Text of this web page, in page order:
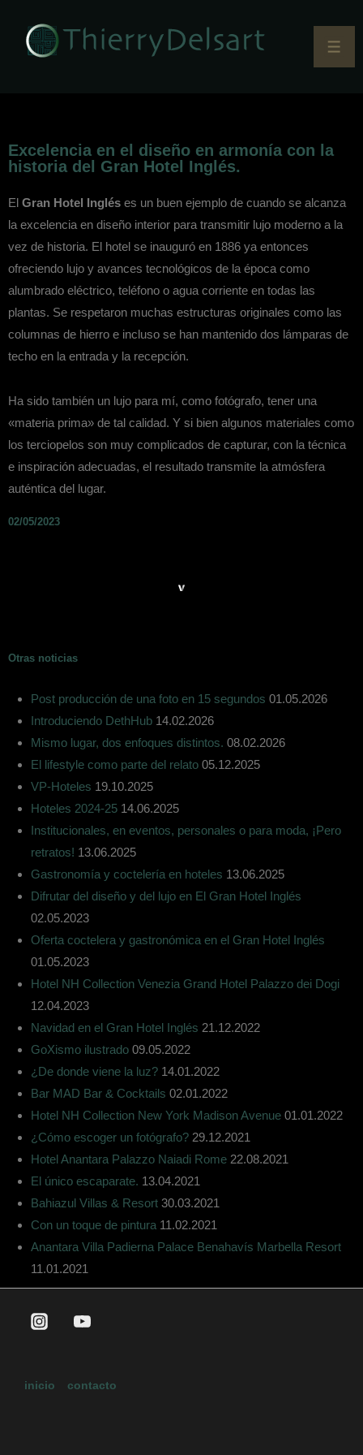
Excelencia en el diseño en armonía con la
historia del Gran Hotel Inglés.
El Gran Hotel Inglés es un buen ejemplo de cuando se alcanza
la excelencia en diseño interior para transmitir lujo moderno a la
vez de historia. El hotel se inauguró en 1886 ya entonces
ofreciendo lujo y avances tecnológicos de la época como
alumbrado eléctrico, teléfono o agua corriente en todas las
plantas. Se respetaron muchas estructuras originales como las
columnas de hierro e incluso se han mantenido dos lámparas de
techo en la entrada y la recepción.
Ha sido también un lujo para mí, como fotógrafo, tener una
«materia prima» de tal calidad. Y si bien algunos materiales como
los terciopelos son muy complicados de capturar, con la técnica
e inspiración adecuadas, el resultado transmite la atmósfera
auténtica del lugar.
02/05/2023
Otras noticias
Post producción de una foto en 15 segundos 01.05.2026
Introduciendo DethHub 14.02.2026
Mismo lugar, dos enfoques distintos. 08.02.2026
El lifestyle como parte del relato 05.12.2025
VP-Hoteles 19.10.2025
Hoteles 2024-25 14.06.2025
Institucionales, en eventos, personales o para moda, ¡Pero
retratos! 13.06.2025
Gastronomía y coctelería en hoteles 13.06.2025
Difrutar del diseño y del lujo en El Gran Hotel Inglés
02.05.2023
Oferta coctelera y gastronómica en el Gran Hotel Inglés
01.05.2023
Hotel NH Collection Venezia Grand Hotel Palazzo dei Dogi
12.04.2023
Navidad en el Gran Hotel Inglés 21.12.2022
GoXismo ilustrado 09.05.2022
¿De donde viene la luz? 14.01.2022
Bar MAD Bar & Cocktails 02.01.2022
Hotel NH Collection New York Madison Avenue 01.01.2022
¿Cómo escoger un fotógrafo? 29.12.2021
Hotel Anantara Palazzo Naiadi Rome 22.08.2021
El único escaparate. 13.04.2021
Bahiazul Villas & Resort 30.03.2021
Con un toque de pintura 11.02.2021
Anantara Villa Padierna Palace Benahavís Marbella Resort
11.01.2021
inicio contacto